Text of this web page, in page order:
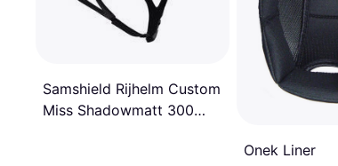
Samshield Rijhelm Custom
Miss Shadowmatt 300
Onek Liner